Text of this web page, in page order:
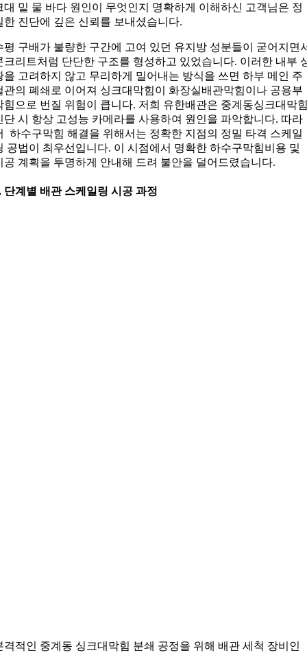
대 밑 물 바다 원인이 무엇인지 명확하게 이해하신 고객님은 정
한 진단에 깊은 신뢰를 보내셨습니다.
평 구배가 불량한 구간에 고여 있던 유지방 성분들이 굳어지면
크리트처럼 단단한 구조를 형성하고 있었습니다. 이러한 내부
을 고려하지 않고 무리하게 밀어내는 방식을 쓰면 하부 메인 주
관의 폐쇄로 이어져 싱크대막힘이 화장실배관막힘이나 공용부
힘으로 번질 위험이 큽니다. 저희 유한배관은 중계동싱크대막
단 시 항상 고성능 카메라를 사용하여 원인을 파악합니다. 따라
하수구막힘 해결을 위해서는 정확한 지점의 정밀 타격 스케일
공법이 최우선입니다. 이 시점에서 명확한 하수구막힘비용 및
공 계획을 투명하게 안내해 드려 불안을 덜어드렸습니다.
단계별 배관 스케일링 시공 과정
격적인 중계동 싱크대막힘 분쇄 공정을 위해 배관 세척 장비인